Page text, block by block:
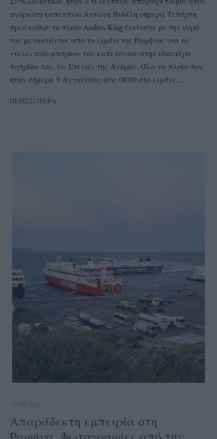
ανδριώτη καπετάνιο Αντώνη Βιδάλη σήμερα Τετάρτη
πρωί καθώς το πλοίο Andros King ξεκίναγε με την σορό
του μεταστάντος από το λιμάνι της Ραφήνας για το
«τελευταίο μπάρκο» του καπετάνιου στην ιδιαιτέρα
πατρίδα του, τις Στενιές της Άνδρου. Όλα τα πλοία που
ήταν σήμερα 5 Αυγούστου στις 08:00 στο λιμάνι…
ΠΕΡΙΣΣΟΤΕΡΑ
03/08/2026
Απαράδεκτη εμπειρία στη